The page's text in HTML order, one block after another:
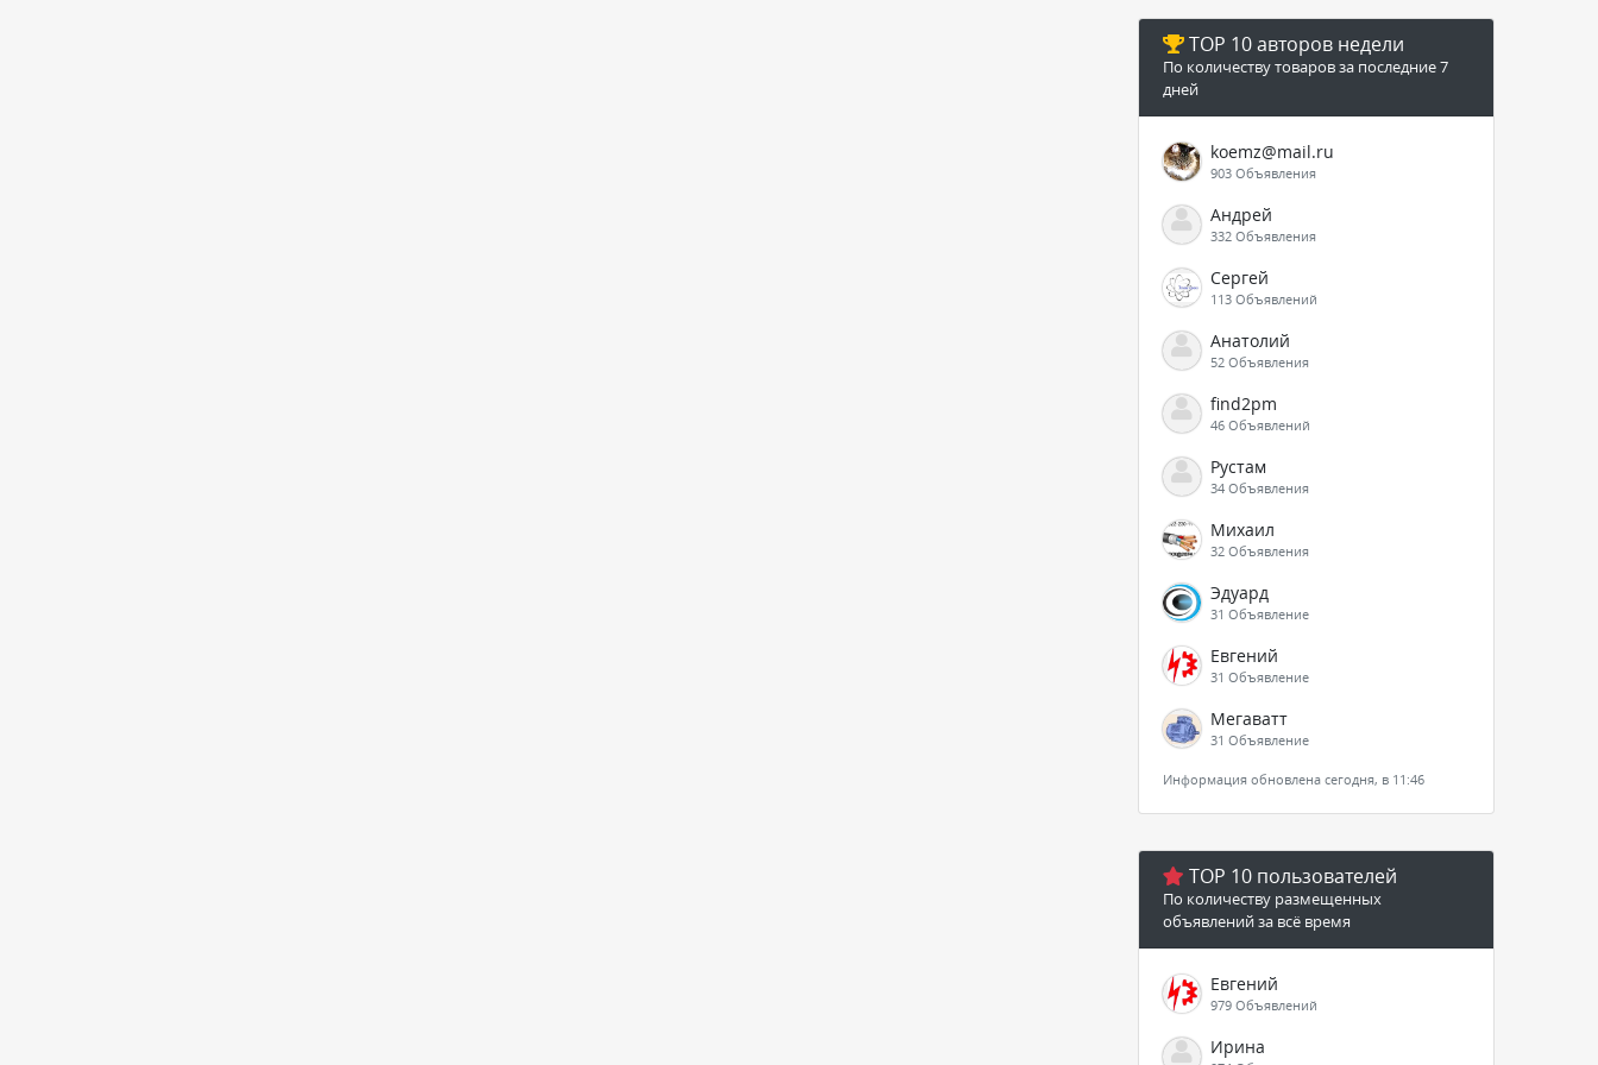
TOP 10 авторов недели
По количеству товаров за последние 7
дней
koemz@mail.ru
903 Объявления
Андрей
332 Объявления
Сергей
113 Объявлений
Анатолий
52 Объявления
find2pm
46 Объявлений
Рустам
34 Объявления
Михаил
32 Объявления
Эдуард
31 Объявление
Евгений
31 Объявление
Мегаватт
31 Объявление
Информация обновлена сегодня, в 11:46
TOP 10 пользователей
По количеству размещенных
объявлений за всё время
Евгений
979 Объявлений
Ирина